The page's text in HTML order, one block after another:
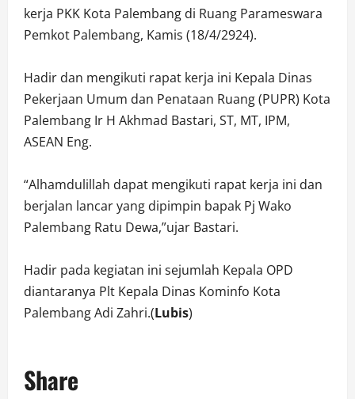
kerja PKK Kota Palembang di Ruang Parameswara
Pemkot Palembang, Kamis (18/4/2924).
Hadir dan mengikuti rapat kerja ini Kepala Dinas
Pekerjaan Umum dan Penataan Ruang (PUPR) Kota
Palembang Ir H Akhmad Bastari, ST, MT, IPM,
ASEAN Eng.
“Alhamdulillah dapat mengikuti rapat kerja ini dan
berjalan lancar yang dipimpin bapak Pj Wako
Palembang Ratu Dewa,”ujar Bastari.
Hadir pada kegiatan ini sejumlah Kepala OPD
diantaranya Plt Kepala Dinas Kominfo Kota
Palembang Adi Zahri.(Lubis)
Share